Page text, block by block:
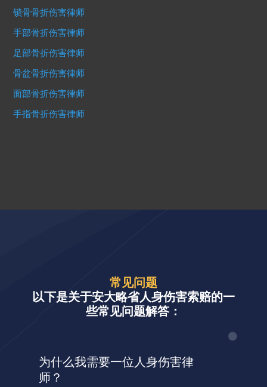
锁骨骨折伤害律师
手部骨折伤害律师
足部骨折伤害律师
骨盆骨折伤害律师
面部骨折伤害律师
手指骨折伤害律师
常见问题
以下是关于安大略省人身伤害索赔的一
些常见问题解答：
为什么我需要一位人身伤害律
师？